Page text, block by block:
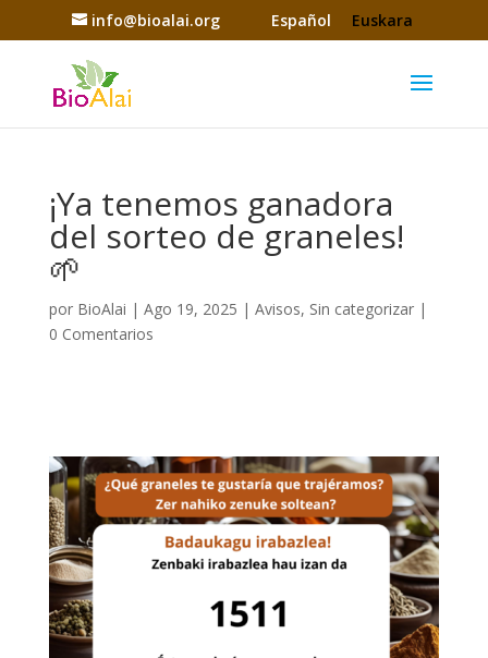
info@bioalai.org Español Euskara
¡Ya tenemos ganadora
del sorteo de graneles!
🌱
por BioAlai | Ago 19, 2025 | Avisos, Sin categorizar|
0 Comentarios